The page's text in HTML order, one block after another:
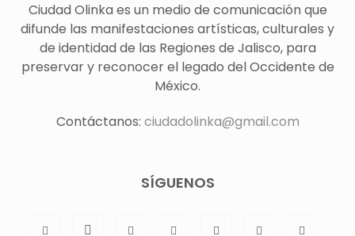
Ciudad Olinka es un medio de comunicación que
difunde las manifestaciones artísticas, culturales y
de identidad de las Regiones de Jalisco, para
preservar y reconocer el legado del Occidente de
México.
Contáctanos: ciudadolinka@gmail.com
SÍGUENOS